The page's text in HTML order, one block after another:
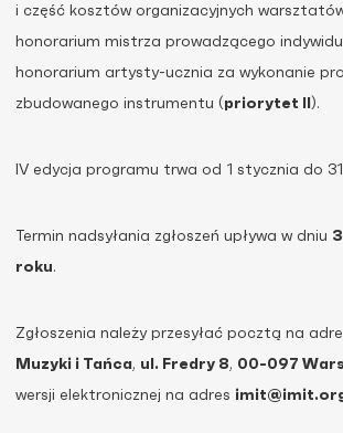
i część kosztów organizacyjnych
honorarium mistrza prowadzącego
honorarium artysty-ucznia za wykonanie
zbudowanego instrumentu (priorytet II ).
IV edycja programu trwa od 1 stycznia do
Termin nadsyłania zgłoszeń upływa w dniu
roku.
Zgłoszenia należy przesyłać pocztą na
Muzyki i Tańca, ul. Fredry 8, 00-097
wersji elektronicznej na adres